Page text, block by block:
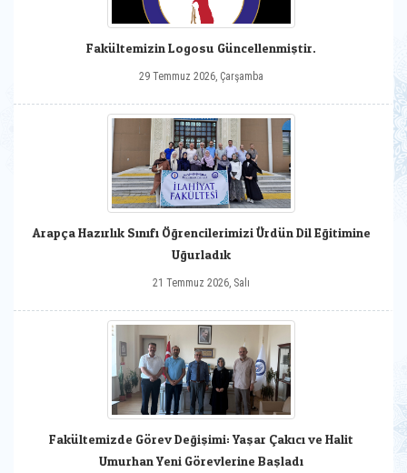
Fakültemizin Logosu Güncellenmiştir.
29 Temmuz 2026, Çarşamba
Arapça Hazırlık Sınıfı Öğrencilerimizi Ürdün Dil Eğitimine
Uğurladık
21 Temmuz 2026, Salı
Fakültemizde Görev Değişimi: Yaşar Çakıcı ve Halit
Umurhan Yeni Görevlerine Başladı